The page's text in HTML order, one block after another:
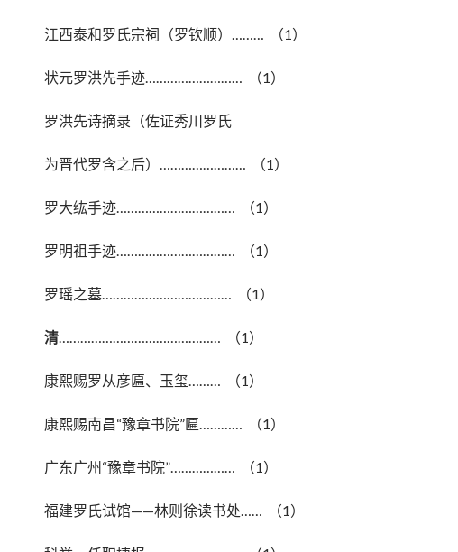
江西泰和罗氏宗祠（罗钦顺）……… （1）
状元罗洪先手迹……………………… （1）
罗洪先诗摘录（佐证秀川罗氏
为晋代罗含之后）…………………… （1）
罗大纮手迹…………………………… （1）
罗明祖手迹…………………………… （1）
罗瑶之墓……………………………… （1）
清……………………………………… （1）
康熙赐罗从彦匾、玉玺……… （1）
康熙赐南昌“豫章书院”匾………… （1）
广东广州“豫章书院”……………… （1）
福建罗氏试馆——林则徐读书处…… （1）